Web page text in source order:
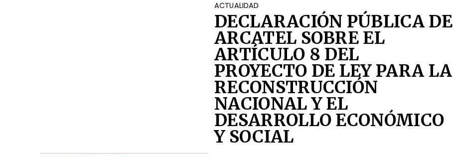
ACTUALIDAD
DECLARACIÓN PÚBLICA DE
ARCATEL SOBRE EL
ARTÍCULO 8 DEL
PROYECTO DE LEY PARA LA
RECONSTRUCCIÓN
NACIONAL Y EL
DESARROLLO ECONÓMICO
Y SOCIAL